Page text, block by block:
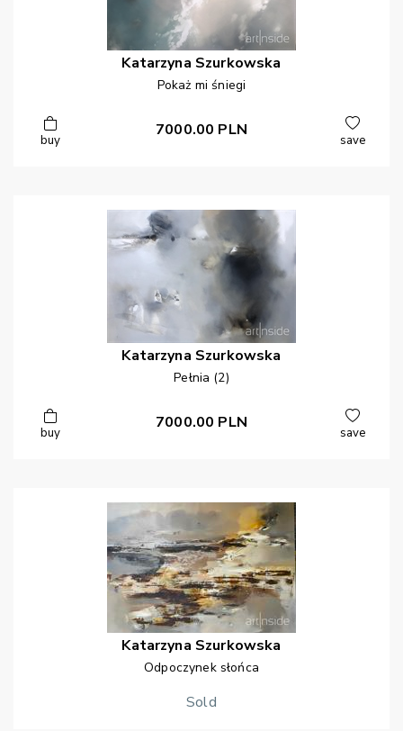
Katarzyna Szurkowska
Pokaż mi śniegi
buy
7000.00 PLN
save
Katarzyna Szurkowska
Pełnia (2)
buy
7000.00 PLN
save
Katarzyna Szurkowska
Odpoczynek słońca
Sold